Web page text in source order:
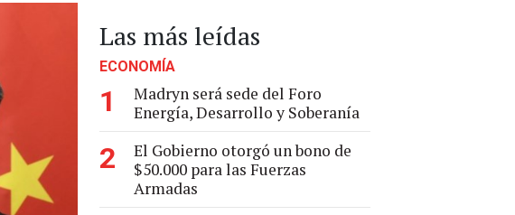
Las más leídas
ECONOMÍA
1
Madryn será sede del Foro
Energía, Desarrollo y Soberanía
2
El Gobierno otorgó un bono de
$50.000 para las Fuerzas
Armadas